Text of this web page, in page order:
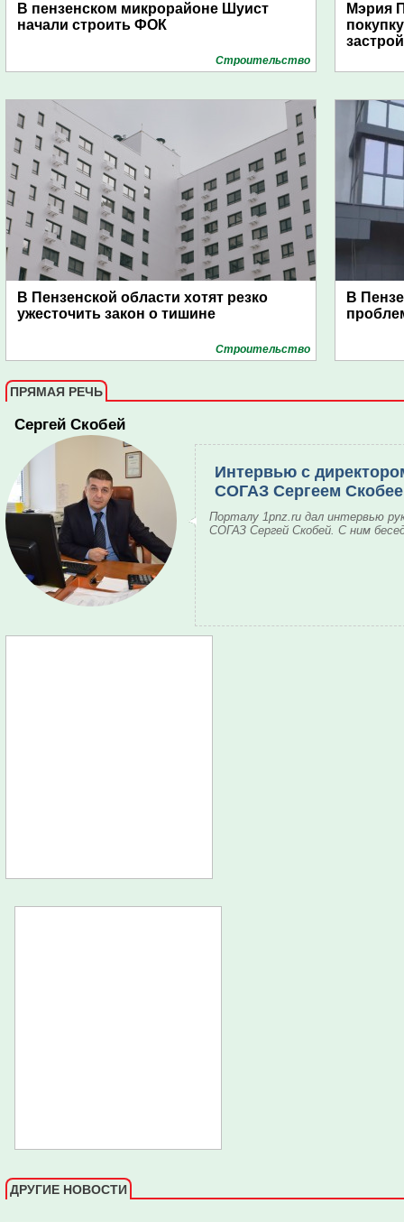
В пензенском микрорайоне Шуист
начали строить ФОК
Строительство
Мэрия
В Пензенской области хотят резко
ужесточить закон о тишине
Строительство
В
ПРЯМАЯ РЕЧЬ
Сергей Скобей
Интервью с
СОГАЗ Сергеем
Порталу 1pnz.ru дал интервью
СОГАЗ Сергей Скобей. С ним
ДРУГИЕ НОВОСТИ